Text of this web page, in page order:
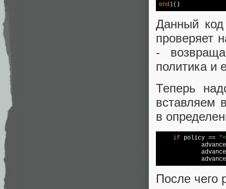
end )()
Данный
проверяет
-
политика и
Теперь
вставляем
в
if policy ==
advancedView
После чего